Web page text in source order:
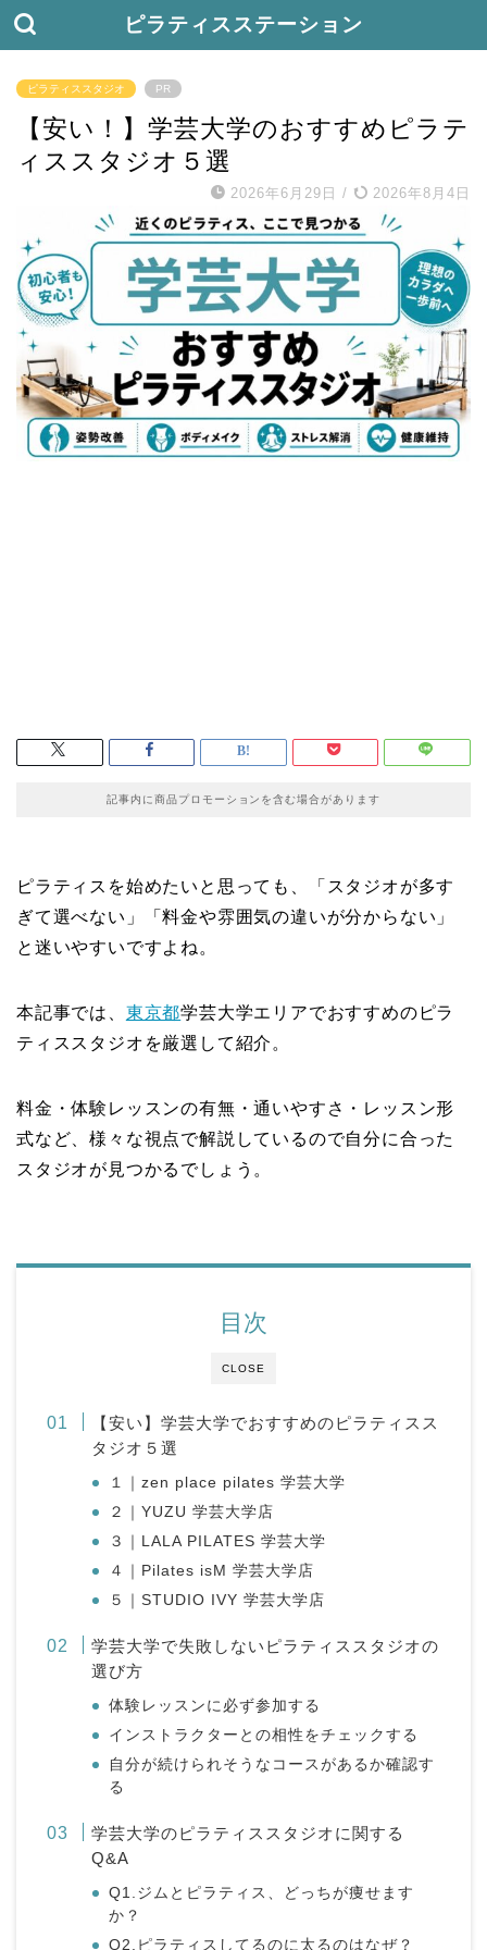
ピラティスステーション
ピラティススタジオ PR
【安い！】学芸大学のおすすめピラテ
ィススタジオ５選
2026年6月29日 / 2026年8月4日
記事内に商品プロモーションを含む場合があります
ピラティスを始めたいと思っても、「スタジオが多す
ぎて選べない」「料金や雰囲気の違いが分からない」
と迷いやすいですよね。
本記事では、 東京都学芸大学エリアでおすすめのピラ
ティススタジオを厳選して紹介。
料金・体験レッスンの有無・通いやすさ・レッスン形
式など、様々な視点で解説しているので自分に合った
スタジオが見つかるでしょう。
CLOSE
目次
【安い】学芸大学でおすすめのピラティスス
タジオ５選
１｜zen place pilates 学芸大学
２｜YUZU 学芸大学店
３｜LALA PILATES 学芸大学
４｜Pilates isM 学芸大学店
５｜STUDIO IVY 学芸大学店
学芸大学で失敗しないピラティススタジオの
選び方
体験レッスンに必ず参加する
インストラクターとの相性をチェックする
自分が続けられそうなコースがあるか確認す
る
学芸大学のピラティススタジオに関する
Q&A
Q1.ジムとピラティス、どっちが痩せます
か？
Q2.ピラティスしてるのに太るのはなぜ？